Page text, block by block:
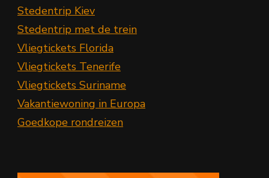
Stedentrip Kiev
Stedentrip met de trein
Vliegtickets Florida
Vliegtickets Tenerife
Vliegtickets Suriname
Vakantiewoning in Europa
Goedkope rondreizen